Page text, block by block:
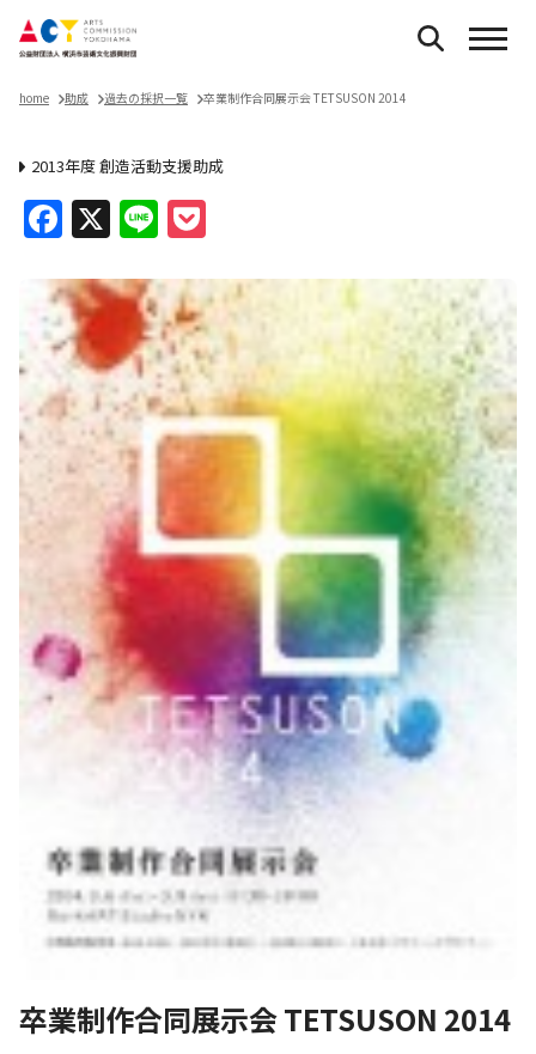
home 助成 過去の採択一覧 卒業制作合同展示会 TETSUSON 2014
2013年度 創造活動支援助成
Facebook
X Line
卒業制作合同展示会 TETSUSON 2014